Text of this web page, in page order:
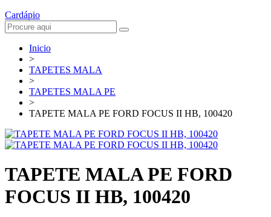
Cardápio
Inicio
>
TAPETES MALA
>
TAPETES MALA PE
>
TAPETE MALA PE FORD FOCUS II HB, 100420
TAPETE MALA PE FORD
FOCUS II HB, 100420